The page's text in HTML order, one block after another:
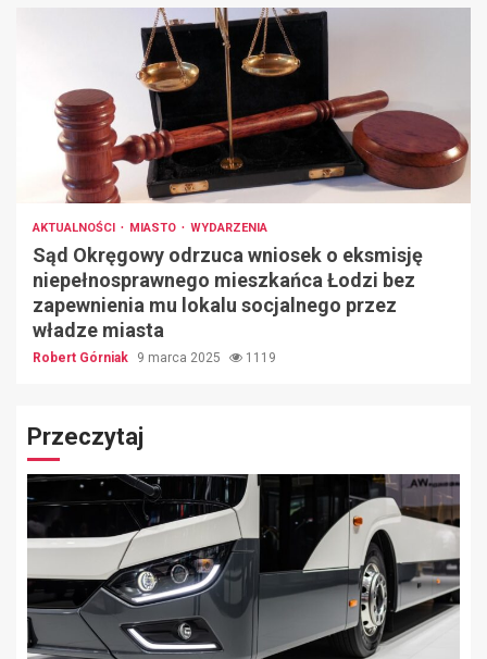
AKTUALNOŚCI MIASTO WYDARZENIA
Sąd Okręgowy odrzuca wniosek o eksmisję
niepełnosprawnego mieszkańca Łodzi bez
zapewnienia mu lokalu socjalnego przez
władze miasta
Robert Górniak 9 marca 2025 1119
Przeczytaj